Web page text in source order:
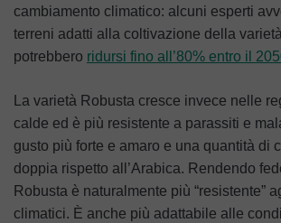
cambiamento climatico: alcuni esperti
terreni adatti alla coltivazione della
potrebbero ridursi fino all’80% entro il
La varietà Robusta cresce invece nelle
calde ed è più resistente a parassiti e
gusto più forte e amaro e una quantità di
doppia rispetto all’Arabica. Rendendo
Robusta è naturalmente più “resistente”
climatici. È anche più adattabile alle